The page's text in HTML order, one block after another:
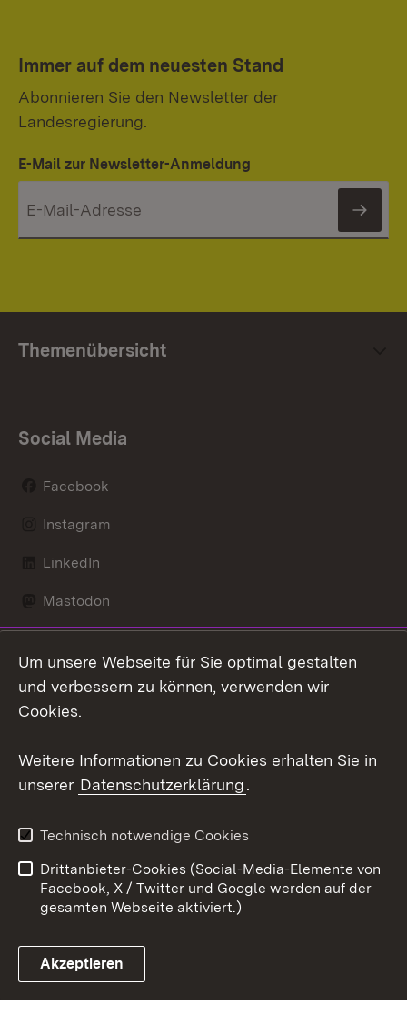
Immer auf dem neuesten Stand
Abonnieren Sie den Newsletter der
Landesregierung.
E-Mail zur Newsletter-Anmeldung
Themenübersicht
Social Media
Facebook
Instagram
LinkedIn
Mastodon
X / Twitter
Youtube
Link zum Landesportal
Kontakt
Datenschutz
Barrierefreiheit
Impressum Cookies
Um unsere Webseite für Sie optimal gestalten
und verbessern zu können, verwenden wir
Cookies.
Weitere Informationen zu Cookies erhalten Sie in
unserer Datenschutzerklärung.
Technisch notwendige Cookies
Drittanbieter-Cookies (Social-Media-Elemente von
Facebook, X / Twitter und Google werden auf der
gesamten Webseite aktiviert.)
Akzeptieren